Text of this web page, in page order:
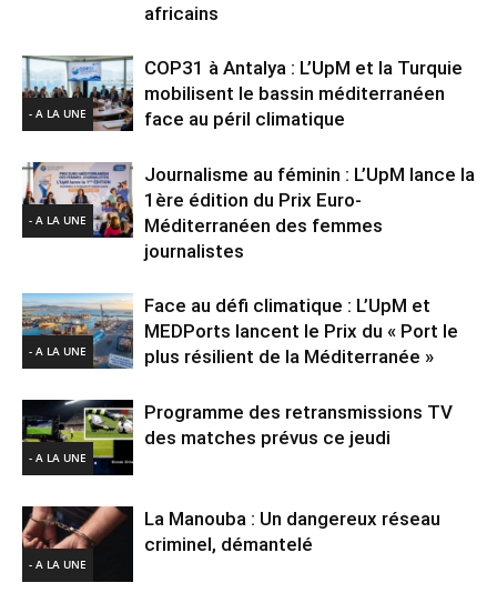
africains
- A LA UNE
COP31 à Antalya : L’UpM et la Turquie
mobilisent le bassin méditerranéen
face au péril climatique
- A LA UNE
Journalisme au féminin : L’UpM lance la
1ère édition du Prix Euro-
Méditerranéen des femmes
journalistes
- A LA UNE
Face au défi climatique : L’UpM et
MEDPorts lancent le Prix du « Port le
plus résilient de la Méditerranée »
- A LA UNE
Programme des retransmissions TV
des matches prévus ce jeudi
- A LA UNE
La Manouba : Un dangereux réseau
criminel, démantelé